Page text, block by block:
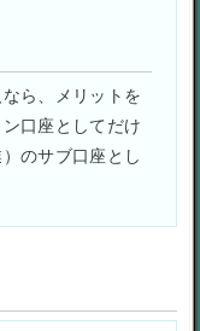
ら、メリットを
口座としてだけ
のサブ口座とし